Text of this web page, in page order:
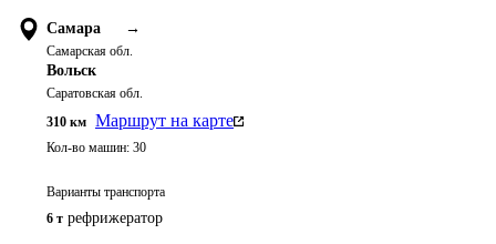
Самара →
Самарская обл.
Вольск
Саратовская обл.
310 км Маршрут на карте
Кол-во машин: 30
Варианты транспорта
6 т рефрижератор